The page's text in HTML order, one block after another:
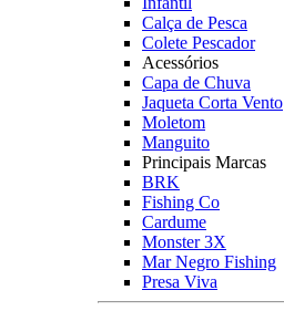
Calça de Pesca
Colete Pescador
Acessórios
Capa de Chuva
Jaqueta Corta Vento
Moletom
Manguito
Principais Marcas
BRK
Fishing Co
Cardume
Monster 3X
Mar Negro Fishing
Presa Viva